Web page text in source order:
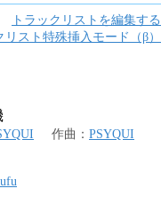
トラックリストを編集する
リスト特殊挿入モード（β）
作曲 ： PSYQUI